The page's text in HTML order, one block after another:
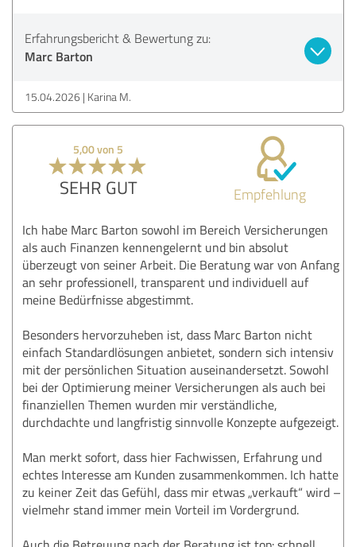
Erfahrungsbericht & Bewertung zu:
Marc Barton
15.04.2026 Karina M.
5,00 von 5
SEHR GUT Empfehlung
Ich habe Marc Barton sowohl im Bereich Versicherungen
als auch Finanzen kennengelernt und bin absolut
überzeugt von seiner Arbeit. Die Beratung war von Anfang
an sehr professionell, transparent und individuell auf
meine Bedürfnisse abgestimmt.
Besonders hervorzuheben ist, dass Marc Barton nicht
einfach Standardlösungen anbietet, sondern sich intensiv
mit der persönlichen Situation auseinandersetzt. Sowohl
bei der Optimierung meiner Versicherungen als auch bei
finanziellen Themen wurden mir verständliche,
durchdachte und langfristig sinnvolle Konzepte aufgezeigt.
Man merkt sofort, dass hier Fachwissen, Erfahrung und
echtes Interesse am Kunden zusammenkommen. Ich hatte
zu keiner Zeit das Gefühl, dass mir etwas „verkauft“ wird –
vielmehr stand immer mein Vorteil im Vordergrund.